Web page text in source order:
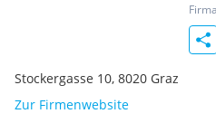
Firma
Stockergasse 10, 8020 Graz
Zur Firmenwebsite